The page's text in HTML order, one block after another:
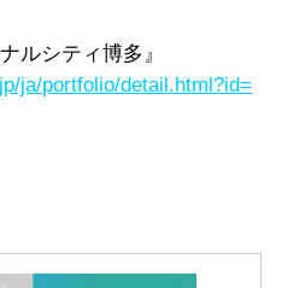
ルシティ博多』
ja/portfolio/detail.html?id=